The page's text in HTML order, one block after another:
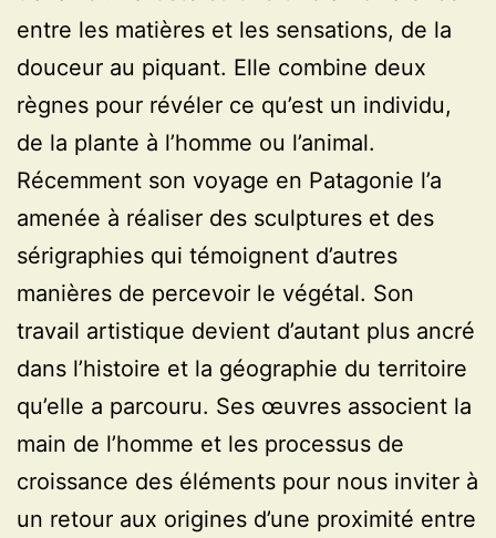
entre les matières et les sensations, de la
douceur au piquant. Elle combine deux
règnes pour révéler ce qu’est un individu,
de la plante à l’homme ou l’animal.
Récemment son voyage en Patagonie l’a
amenée à réaliser des sculptures et des
sérigraphies qui témoignent d’autres
manières de percevoir le végétal. Son
travail artistique devient d’autant plus ancré
dans l’histoire et la géographie du territoire
qu’elle a parcouru. Ses œuvres associent la
main de l’homme et les processus de
croissance des éléments pour nous inviter à
un retour aux origines d’une proximité entre